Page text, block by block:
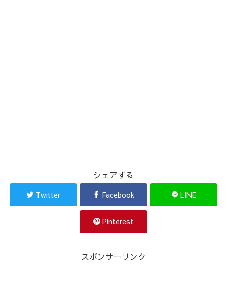
シェアする
Twitter Facebook LINE
Pinterest
スポンサーリンク